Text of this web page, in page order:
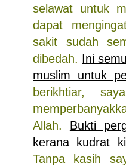
selawat untuk
dapat
sakit sudah
dibedah. Ini
muslim untuk
berikhtiar,
Allah. Bukti
kerana kudrat
Tanpa kasih